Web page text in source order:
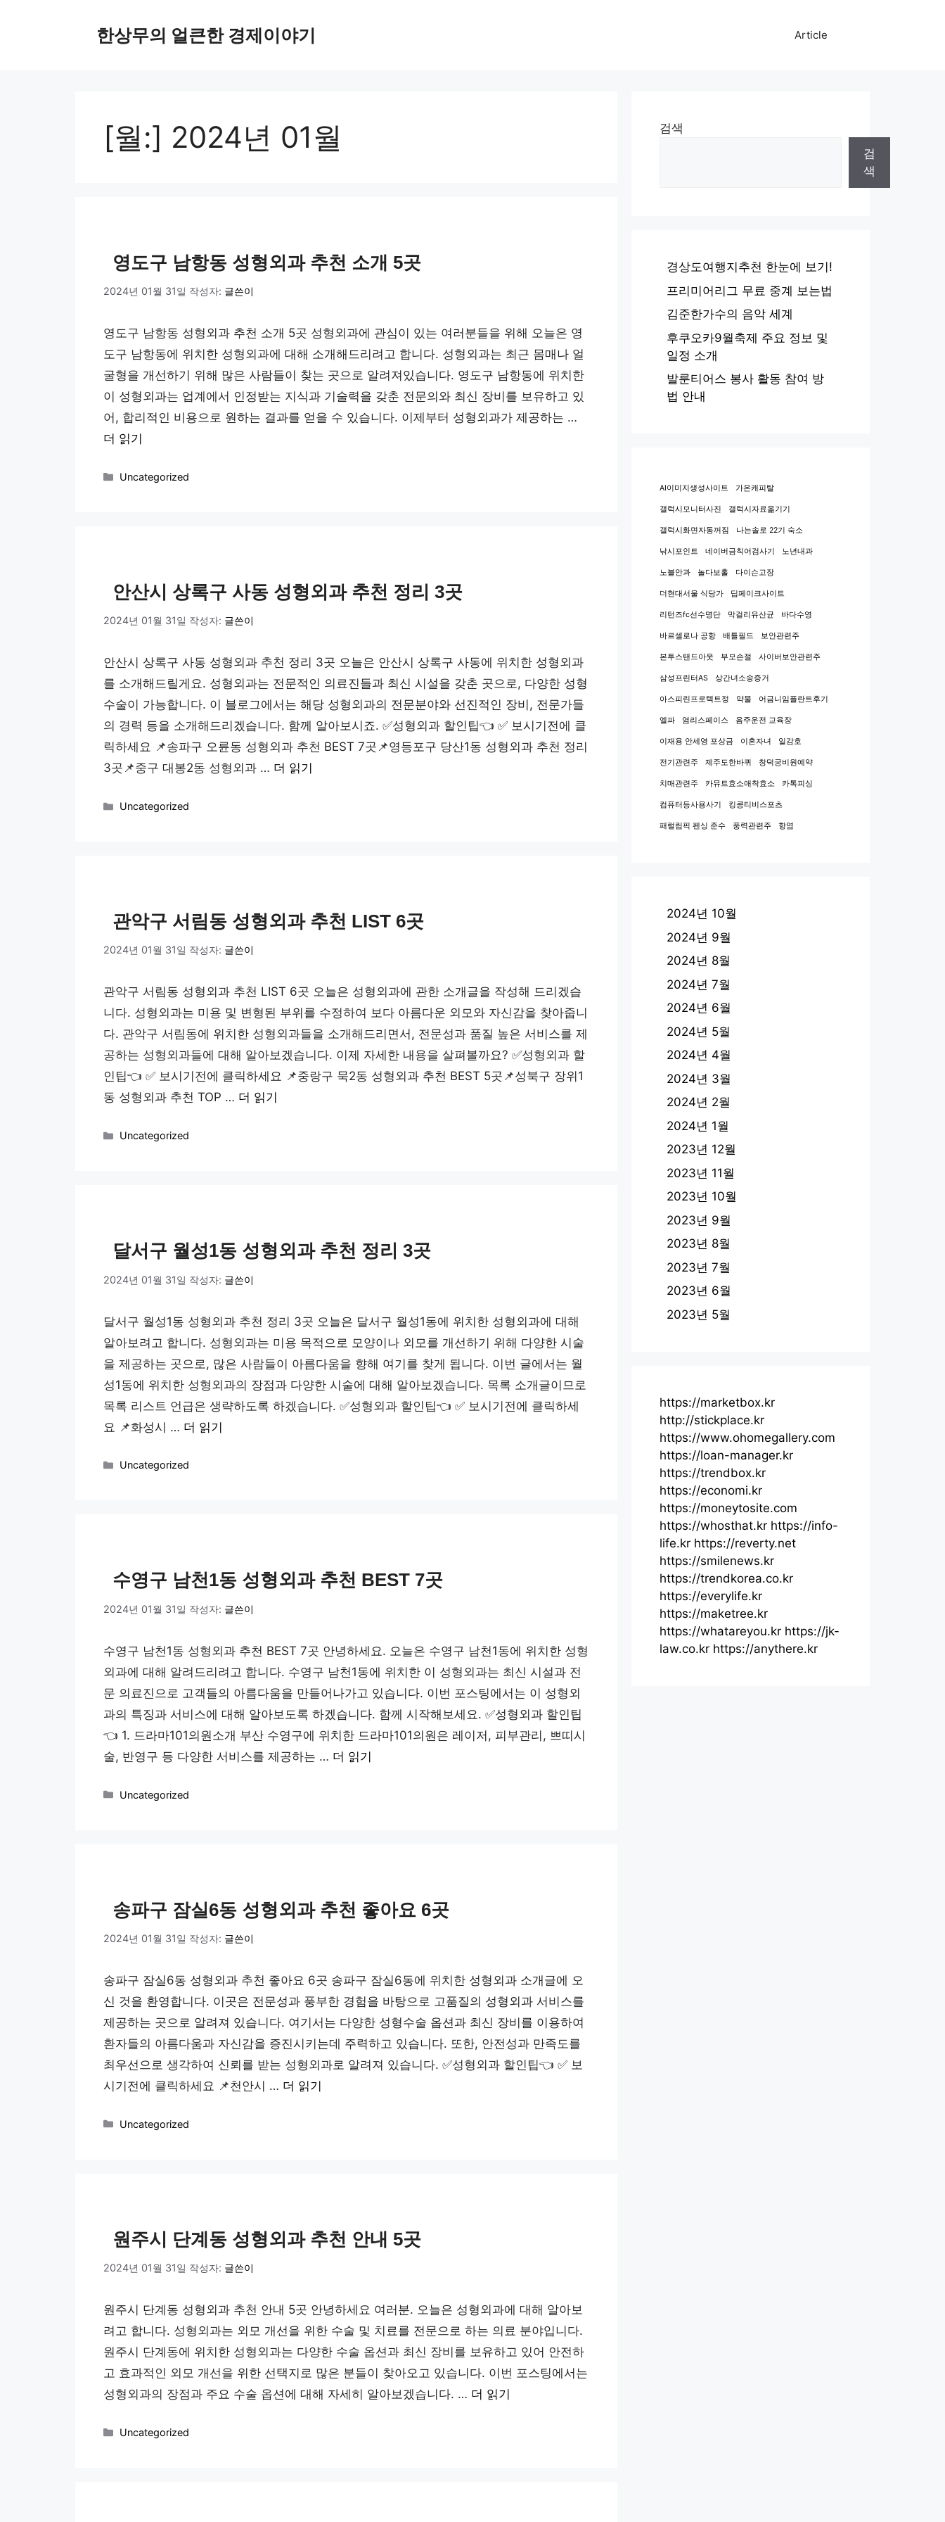
한상무의 얼큰한 경제이야기 Article
[월:] 2024년 01월
영도구 남항동 성형외과 추천 소개 5곳
2024년 01월 31일 작성자: 글쓴이
영도구 남항동 성형외과 추천 소개 5곳 성형외과에 관심이 있는 여러분들을 위해 오늘은 영
도구 남항동에 위치한 성형외과에 대해 소개해드리려고 합니다. 성형외과는 최근 몸매나 얼
굴형을 개선하기 위해 많은 사람들이 찾는 곳으로 알려져있습니다. 영도구 남항동에 위치한
이 성형외과는 업계에서 인정받는 지식과 기술력을 갖춘 전문의와 최신 장비를 보유하고 있
어, 합리적인 비용으로 원하는 결과를 얻을 수 있습니다. 이제부터 성형외과가 제공하는 …
더 읽기
카
Uncategorized
안산시 상록구 사동 성형외과 추천 정리 3곳
2024년 01월 31일 작성자: 글쓴이
안산시 상록구 사동 성형외과 추천 정리 3곳 오늘은 안산시 상록구 사동에 위치한 성형외과
를 소개해드릴게요. 성형외과는 전문적인 의료진들과 최신 시설을 갖춘 곳으로, 다양한 성형
수술이 가능합니다. 이 블로그에서는 해당 성형외과의 전문분야와 선진적인 장비, 전문가들
의 경력 등을 소개해드리겠습니다. 함께 알아보시죠. ✅성형외과 할인팁👈 ✅️ 보시기전에 클
릭하세요 📌송파구 오륜동 성형외과 추천 BEST 7곳📌영등포구 당산1동 성형외과 추천 정리
3곳📌중구 대봉2동 성형외과 … 더 읽기
카
Uncategorized
관악구 서림동 성형외과 추천 LIST 6곳
2024년 01월 31일 작성자: 글쓴이
관악구 서림동 성형외과 추천 LIST 6곳 오늘은 성형외과에 관한 소개글을 작성해 드리겠습
니다. 성형외과는 미용 및 변형된 부위를 수정하여 보다 아름다운 외모와 자신감을 찾아줍니
다. 관악구 서림동에 위치한 성형외과들을 소개해드리면서, 전문성과 품질 높은 서비스를 제
공하는 성형외과들에 대해 알아보겠습니다. 이제 자세한 내용을 살펴볼까요? ✅성형외과 할
인팁👈 ✅️ 보시기전에 클릭하세요 📌중랑구 묵2동 성형외과 추천 BEST 5곳📌성북구 장위1
동 성형외과 추천 TOP … 더 읽기
카
Uncategorized
달서구 월성1동 성형외과 추천 정리 3곳
2024년 01월 31일 작성자: 글쓴이
달서구 월성1동 성형외과 추천 정리 3곳 오늘은 달서구 월성1동에 위치한 성형외과에 대해
알아보려고 합니다. 성형외과는 미용 목적으로 모양이나 외모를 개선하기 위해 다양한 시술
을 제공하는 곳으로, 많은 사람들이 아름다움을 향해 여기를 찾게 됩니다. 이번 글에서는 월
성1동에 위치한 성형외과의 장점과 다양한 시술에 대해 알아보겠습니다. 목록 소개글이므로
목록 리스트 언급은 생략하도록 하겠습니다. ✅성형외과 할인팁👈 ✅️ 보시기전에 클릭하세
요 📌화성시 … 더 읽기
카
Uncategorized
수영구 남천1동 성형외과 추천 BEST 7곳
2024년 01월 31일 작성자: 글쓴이
수영구 남천1동 성형외과 추천 BEST 7곳 안녕하세요. 오늘은 수영구 남천1동에 위치한 성형
외과에 대해 알려드리려고 합니다. 수영구 남천1동에 위치한 이 성형외과는 최신 시설과 전
문 의료진으로 고객들의 아름다움을 만들어나가고 있습니다. 이번 포스팅에서는 이 성형외
과의 특징과 서비스에 대해 알아보도록 하겠습니다. 함께 시작해보세요. ✅성형외과 할인팁
👈 1. 드라마101의원소개 부산 수영구에 위치한 드라마101의원은 레이저, 피부관리, 쁘띠시
술, 반영구 등 다양한 서비스를 제공하는 … 더 읽기
카
Uncategorized
송파구 잠실6동 성형외과 추천 좋아요 6곳
2024년 01월 31일 작성자: 글쓴이
송파구 잠실6동 성형외과 추천 좋아요 6곳 송파구 잠실6동에 위치한 성형외과 소개글에 오
신 것을 환영합니다. 이곳은 전문성과 풍부한 경험을 바탕으로 고품질의 성형외과 서비스를
제공하는 곳으로 알려져 있습니다. 여기서는 다양한 성형수술 옵션과 최신 장비를 이용하여
환자들의 아름다움과 자신감을 증진시키는데 주력하고 있습니다. 또한, 안전성과 만족도를
최우선으로 생각하여 신뢰를 받는 성형외과로 알려져 있습니다. ✅성형외과 할인팁👈 ✅️ 보
시기전에 클릭하세요 📌천안시 … 더 읽기
카
Uncategorized
원주시 단계동 성형외과 추천 안내 5곳
2024년 01월 31일 작성자: 글쓴이
원주시 단계동 성형외과 추천 안내 5곳 안녕하세요 여러분. 오늘은 성형외과에 대해 알아보
려고 합니다. 성형외과는 외모 개선을 위한 수술 및 치료를 전문으로 하는 의료 분야입니다.
원주시 단계동에 위치한 성형외과는 다양한 수술 옵션과 최신 장비를 보유하고 있어 안전하
고 효과적인 외모 개선을 위한 선택지로 많은 분들이 찾아오고 있습니다. 이번 포스팅에서는
성형외과의 장점과 주요 수술 옵션에 대해 자세히 알아보겠습니다. … 더 읽기
카
Uncategorized
검색
검
색
경상도여행지추천 한눈에 보기!
프리미어리그 무료 중계 보는법
김준한가수의 음악 세계
후쿠오카9월축제 주요 정보 및
일정 소개
발룬티어스 봉사 활동 참여 방
법 안내
AI이미지생성사이트 가온캐피탈
갤럭시모니터사진 갤럭시자료옮기기
갤럭시화면자동꺼짐 나는솔로 22기 숙소
낚시포인트 네이버금칙어검사기 노년내과
노블안과 놀다보홀 다이슨고장
더현대서울 식당가 딥페이크사이트
리턴즈fc선수명단 막걸리유산균 바다수영
바르셀로나 공항 배틀필드 보안관련주
본투스탠드아웃 부모손절 사이버보안관련주
삼성프린터AS 상간녀소송증거
아스피린프로텍트정 약물 어금니임플란트후기
엘파 염리스페이스 음주운전 교육장
이재용 안세영 포상금 이혼자녀 일감호
전기관련주 제주도한바퀴 창덕궁비원예약
치매관련주 카뮤트효소애착효소 카톡피싱
컴퓨터등사용사기 킹콩티비스포츠
패럴림픽 펜싱 준수 풍력관련주 항염
2024년 10월
2024년 9월
2024년 8월
2024년 7월
2024년 6월
2024년 5월
2024년 4월
2024년 3월
2024년 2월
2024년 1월
2023년 12월
2023년 11월
2023년 10월
2023년 9월
2023년 8월
2023년 7월
2023년 6월
2023년 5월
https://marketbox.kr
http://stickplace.kr
https://www.ohomegallery.com
https://loan-manager.kr
https://trendbox.kr
https://economi.kr
https://moneytosite.com
https://whosthat.kr https://info-
life.kr https://reverty.net
https://smilenews.kr
https://trendkorea.co.kr
https://everylife.kr
https://maketree.kr
https://whatareyou.kr https://jk-
law.co.kr https://anythere.kr